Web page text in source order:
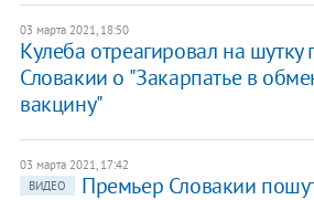
03 марта 2021, 18:50
Кулеба отреагировал на шутку
Словакии о "Закарпатье в
вакцину"
03 марта 2021, 17:42
ВИДЕО
Премьер Словакии